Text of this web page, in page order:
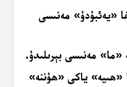
«يەئبۇدۇ» مەنىسى
«ھىيە» ياكى «ھۇننە»